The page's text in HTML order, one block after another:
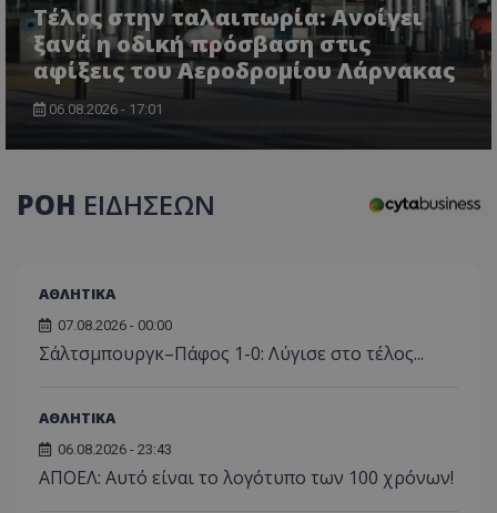
Τέλος στην ταλαιπωρία: Ανοίγει
ξανά η οδική πρόσβαση στις
αφίξεις του Αεροδρομίου Λάρνακας
06.08.2026 - 17:01
ΡΟΗ ΕΙΔΗΣΕΩΝ
ΑΘΛΗΤΙΚΑ
07.08.2026 - 00:00
Σάλτσμπουργκ–Πάφος 1-0: Λύγισε στο τέλος...
ΑΘΛΗΤΙΚΑ
06.08.2026 - 23:43
ΑΠΟΕΛ: Αυτό είναι το λογότυπο των 100 χρόνων!